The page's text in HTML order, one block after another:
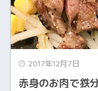
2017年12月7日
赤身のお肉で鉄